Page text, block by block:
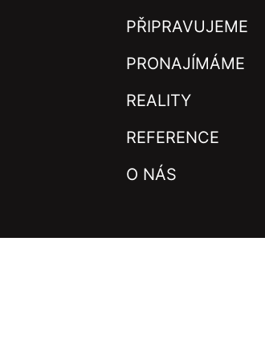
PŘIPRAVUJEME
PRONAJÍMÁME
REALITY
REFERENCE
O NÁS